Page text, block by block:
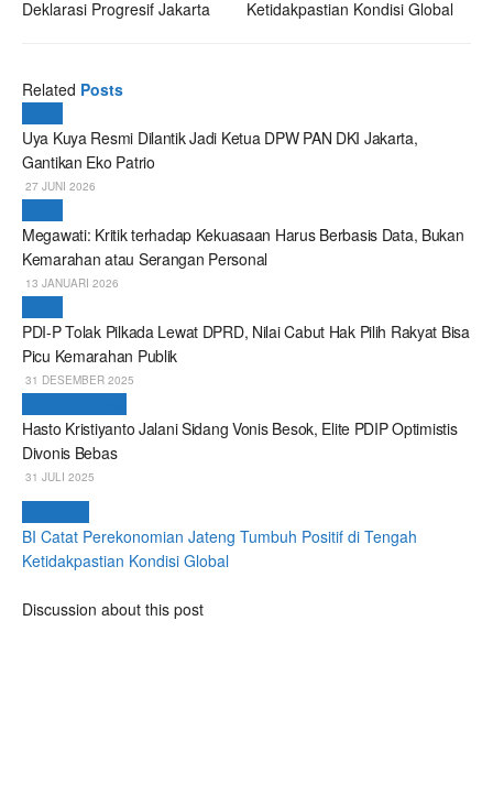
Deklarasi Progresif Jakarta Ketidakpastian Kondisi Global
Related Posts
Uya Kuya Resmi Dilantik Jadi Ketua DPW PAN DKI Jakarta,
Gantikan Eko Patrio
27 JUNI 2026
Megawati: Kritik terhadap Kekuasaan Harus Berbasis Data, Bukan
Kemarahan atau Serangan Personal
13 JANUARI 2026
PDI-P Tolak Pilkada Lewat DPRD, Nilai Cabut Hak Pilih Rakyat Bisa
Picu Kemarahan Publik
31 DESEMBER 2025
Hasto Kristiyanto Jalani Sidang Vonis Besok, Elite PDIP Optimistis
Divonis Bebas
31 JULI 2025
BI Catat Perekonomian Jateng Tumbuh Positif di Tengah
Ketidakpastian Kondisi Global
Discussion about this post